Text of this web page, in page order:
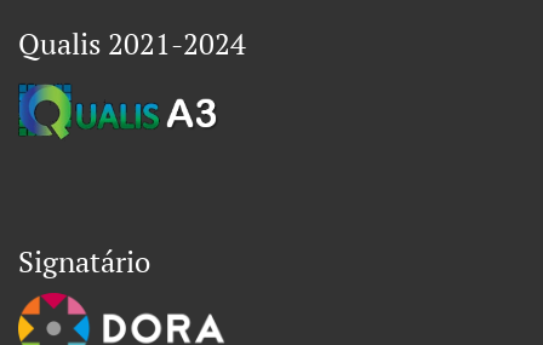
Qualis 2021-2024
Signatário